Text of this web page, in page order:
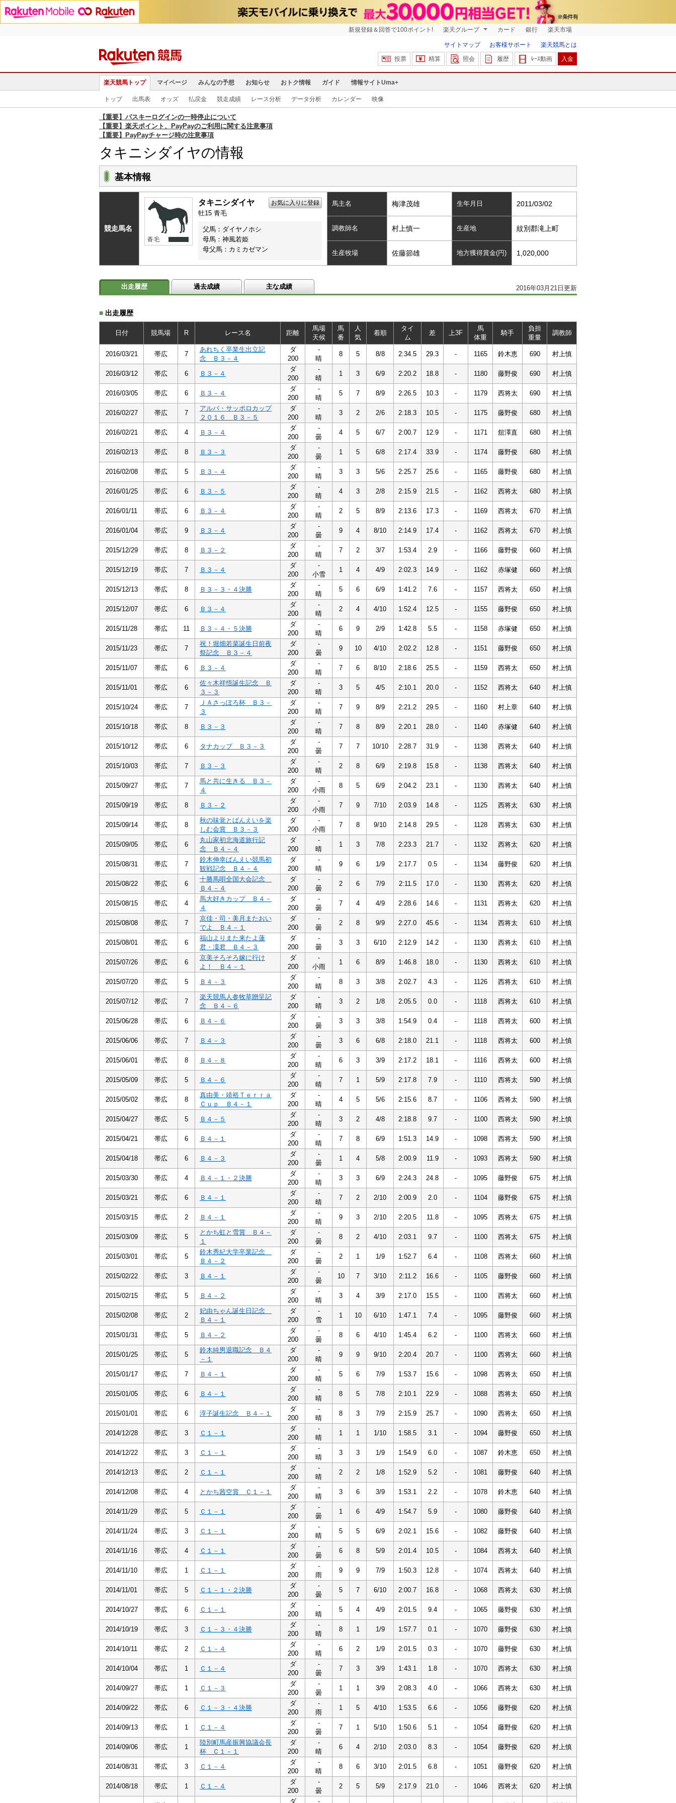
新規登録＆回答で100ポイント! 楽天グループ カード 銀行 楽天市場
サイトマップ お客様サポート
楽天競馬とは
投票
精算 照会 履歴 ﾚｰｽ動画 入金
楽天競馬トップ マイページ みんなの予想 お知らせ おトク情報 ガイド 情報サイトUma+
トップ 出馬表 オッズ 払戻金 競走成績 レース分析 データ分析 カレンダー 映像
【重要】パスキーログインの一時停止について
【重要】楽天ポイント、PayPayのご利用に関する注意事項
【重要】PayPayチャージ時の注意事項
タキニシダイヤの情報
基本情報
競走馬名
タキニシダイヤ お気に入りに登録
牡15 青毛
父馬：ダイヤノホシ
母馬：神風若姫
母父馬：カミカゼマン
馬主名 梅津茂雄 生年月日 2011/03/02
調教師名 村上慎一 生産地 紋別郡滝上町
生産牧場 佐藤節雄 地方獲得賞金(円) 1,020,000
2016年03月21日更新
出走履歴 過去成績 主な成績
■ 出走履歴
日付 競馬場 R レース名 距離
馬場
天候
馬
番
人
気
着順
タイ
ム
差 上3F
馬
体重
騎手
負担
重量
調教師
2016/03/21 帯広 7
あれちく卒業生出立記
念 Ｂ３－４
ダ
200
-
晴
8 5 8/8 2:34.5 29.3 - 1165 鈴木恵 690 村上慎
2016/03/12 帯広 6 Ｂ３－４
ダ
200
-
晴
1 3 6/9 2:20.2 18.8 - 1180 藤野俊 690 村上慎
2016/03/05 帯広 6 Ｂ３－４
ダ
200
-
晴
5 7 8/9 2:26.5 10.3 - 1179 西将太 690 村上慎
2016/02/27 帯広 7
アルバ・サッポロカップ
２０１６ Ｂ３－５
ダ
200
-
晴
3 2 2/6 2:18.3 10.5 - 1175 藤野俊 680 村上慎
2016/02/21 帯広 4 Ｂ３－４
ダ
200
-
曇
4 5 6/7 2:00.7 12.9 - 1171 舘澤直 680 村上慎
2016/02/13 帯広 8 Ｂ３－３
ダ
200
-
曇
1 5 6/8 2:17.4 33.9 - 1174 藤野俊 680 村上慎
2016/02/08 帯広 5 Ｂ３－４
ダ
200
-
晴
3 3 5/6 2:25.7 25.6 - 1165 藤野俊 680 村上慎
2016/01/25 帯広 6 Ｂ３－５
ダ
200
-
晴
4 3 2/8 2:15.9 21.5 - 1162 西将太 680 村上慎
2016/01/11 帯広 6 Ｂ３－４
ダ
200
-
晴
2 5 8/9 2:13.6 17.3 - 1169 西将太 670 村上慎
2016/01/04 帯広 9 Ｂ３－４
ダ
200
-
曇
9 4 8/10 2:14.9 17.4 - 1162 西将太 670 村上慎
2015/12/29 帯広 8 Ｂ３－２
ダ
200
-
晴
7 2 3/7 1:53.4 2.9 - 1166 藤野俊 660 村上慎
2015/12/19 帯広 7 Ｂ３－４
ダ
200
-
小雪
1 4 4/9 2:02.3 14.9 - 1162 赤塚健 660 村上慎
2015/12/13 帯広 8 Ｂ３－３・４決勝
ダ
200
-
晴
5 6 6/9 1:41.2 7.6 - 1157 西将太 650 村上慎
2015/12/07 帯広 6 Ｂ３－４
ダ
200
-
晴
2 4 4/10 1:52.4 12.5 - 1155 藤野俊 650 村上慎
2015/11/28 帯広 11 Ｂ３－４・５決勝
ダ
200
-
晴
6 9 2/9 1:42.8 5.5 - 1158 赤塚健 650 村上慎
2015/11/23 帯広 7
祝！堀畑若菜誕生日前夜
祭記念 Ｂ３－４
ダ
200
-
曇
9 10 4/10 2:02.2 12.8 - 1151 藤野俊 650 村上慎
2015/11/07 帯広 6 Ｂ３－４
ダ
200
-
晴
7 6 8/10 2:18.6 25.5 - 1159 西将太 650 村上慎
2015/11/01 帯広 6
佐々木祥悟誕生記念 Ｂ
３－３
ダ
200
-
晴
3 5 4/5 2:10.1 20.0 - 1152 西将太 640 村上慎
2015/10/24 帯広 7
ＪＡさっぽろ杯 Ｂ３－
３
ダ
200
-
晴
7 9 8/9 2:21.2 29.5 - 1160 村上章 640 村上慎
2015/10/18 帯広 8 Ｂ３－３
ダ
200
-
晴
7 8 8/9 2:20.1 28.0 - 1140 赤塚健 640 村上慎
2015/10/12 帯広 6 タナカップ Ｂ３－３
ダ
200
-
曇
7 7 10/10 2:28.7 31.9 - 1138 西将太 640 村上慎
2015/10/03 帯広 7 Ｂ３－３
ダ
200
-
晴
2 8 6/9 2:19.8 15.8 - 1138 西将太 640 村上慎
2015/09/27 帯広 7
馬と共に生きる Ｂ３－
４
ダ
200
-
小雨
8 5 6/9 2:04.2 23.1 - 1130 西将太 640 村上慎
2015/09/19 帯広 8 Ｂ３－２
ダ
200
-
小雨
7 9 7/10 2:03.9 14.8 - 1125 西将太 630 村上慎
2015/09/14 帯広 8
秋の味覚とばんえいを楽
しむ会賞 Ｂ３－３
ダ
200
-
小雨
7 8 9/10 2:14.8 29.5 - 1128 西将太 630 村上慎
2015/09/05 帯広 6
丸山家初北海道旅行記
念 Ｂ４－４
ダ
200
-
晴
1 3 7/8 2:23.3 21.7 - 1132 西将太 620 村上慎
2015/08/31 帯広 7
鈴木伸幸ばんえい競馬初
観戦記念 Ｂ４－４
ダ
200
-
晴
9 6 1/9 2:17.7 0.5 - 1134 藤野俊 620 村上慎
2015/08/22 帯広 6
十勝馬唄全国大会記念
Ｂ４－４
ダ
200
-
曇
2 6 7/9 2:11.5 17.0 - 1130 西将太 620 村上慎
2015/08/15 帯広 4
馬大好きカップ Ｂ４－
４
ダ
200
-
曇
7 4 4/9 2:28.6 14.6 - 1131 西将太 620 村上慎
2015/08/08 帯広 7
京佳・司・美月またおい
でよ Ｂ４－１
ダ
200
-
曇
2 8 9/9 2:27.0 45.6 - 1134 西将太 610 村上慎
2015/08/01 帯広 6
福山よりまた来たよ蓮
君・凜君 Ｂ４－３
ダ
200
-
曇
3 3 6/10 2:12.9 14.2 - 1130 西将太 610 村上慎
2015/07/26 帯広 6
京美そろそろ嫁に行け
よ！ Ｂ４－１
ダ
200
-
小雨
1 6 8/9 1:46.8 18.0 - 1130 西将太 610 村上慎
2015/07/20 帯広 5 Ｂ４－３
ダ
200
-
晴
8 3 3/8 2:02.7 4.3 - 1126 西将太 610 村上慎
2015/07/12 帯広 7
楽天競馬人参牧草贈呈記
念 Ｂ４－６
ダ
200
-
晴
3 2 1/8 2:05.5 0.0 - 1118 西将太 610 村上慎
2015/06/28 帯広 6 Ｂ４－６
ダ
200
-
曇
3 3 3/8 1:54.9 0.4 - 1118 西将太 600 村上慎
2015/06/06 帯広 7 Ｂ４－３
ダ
200
-
曇
3 6 6/8 2:18.0 21.1 - 1118 西将太 600 村上慎
2015/06/01 帯広 8 Ｂ４－８
ダ
200
-
晴
6 3 3/9 2:17.2 18.1 - 1116 西将太 600 村上慎
2015/05/09 帯広 5 Ｂ４－６
ダ
200
-
晴
7 1 5/9 2:17.8 7.9 - 1110 西将太 590 村上慎
2015/05/02 帯広 8
真由美・靖裕Ｔｅｒｒａ
Ｃｕｐ Ｂ４－１
ダ
200
-
晴
4 5 5/6 2:15.6 8.7 - 1106 西将太 590 村上慎
2015/04/27 帯広 5 Ｂ４－５
ダ
200
-
晴
3 2 4/8 2:18.8 9.7 - 1100 西将太 590 村上慎
2015/04/21 帯広 6 Ｂ４－１
ダ
200
-
晴
7 8 6/9 1:51.3 14.9 - 1098 西将太 590 村上慎
2015/04/18 帯広 6 Ｂ４－３
ダ
200
-
曇
1 4 5/8 2:00.9 11.9 - 1093 西将太 590 村上慎
2015/03/30 帯広 4 Ｂ４－１・２決勝
ダ
200
-
晴
3 3 6/9 2:24.3 24.8 - 1095 藤野俊 675 村上慎
2015/03/21 帯広 6 Ｂ４－１
ダ
200
-
晴
7 2 2/10 2:00.9 2.0 - 1104 藤野俊 675 村上慎
2015/03/15 帯広 2 Ｂ４－１
ダ
200
-
晴
9 3 2/10 2:20.5 11.8 - 1095 西将太 675 村上慎
2015/03/09 帯広 5
とかち虹と雪賞 Ｂ４－
１
ダ
200
-
曇
8 2 4/10 2:03.1 9.7 - 1100 西将太 675 村上慎
2015/03/01 帯広 5
鈴木秀紀大学卒業記念
Ｂ４－２
ダ
200
-
曇
2 1 1/9 1:52.7 6.4 - 1108 西将太 660 村上慎
2015/02/22 帯広 3 Ｂ４－１
ダ
200
-
曇
10 7 3/10 2:11.2 16.6 - 1105 藤野俊 660 村上慎
2015/02/15 帯広 5 Ｂ４－２
ダ
200
-
晴
3 4 3/9 2:17.0 15.5 - 1100 西将太 660 村上慎
2015/02/08 帯広 2
妃由ちゃん誕生日記念
Ｂ４－１
ダ
200
-
雪
1 10 6/10 1:47.1 7.4 - 1095 藤野俊 660 村上慎
2015/01/31 帯広 5 Ｂ４－２
ダ
200
-
曇
8 6 4/10 1:45.4 6.2 - 1100 西将太 660 村上慎
2015/01/25 帯広 5
鈴木純男退職記念 Ｂ４
－１
ダ
200
-
晴
9 9 9/10 2:20.4 20.7 - 1100 西将太 660 村上慎
2015/01/17 帯広 7 Ｂ４－１
ダ
200
-
晴
5 6 7/9 1:53.7 15.6 - 1098 西将太 650 村上慎
2015/01/05 帯広 6 Ｂ４－１
ダ
200
-
晴
8 5 7/8 2:10.1 22.9 - 1088 西将太 650 村上慎
2015/01/01 帯広 6 淳子誕生記念 Ｂ４－１
ダ
200
-
晴
8 3 7/9 2:15.9 25.7 - 1090 西将太 650 村上慎
2014/12/28 帯広 3 Ｃ１－１
ダ
200
-
晴
1 1 1/10 1:58.5 3.1 - 1094 藤野俊 650 村上慎
2014/12/22 帯広 3 Ｃ１－１
ダ
200
-
晴
3 3 1/9 1:54.9 6.0 - 1087 鈴木恵 650 村上慎
2014/12/13 帯広 2 Ｃ１－１
ダ
200
-
晴
2 2 1/8 1:52.9 5.2 - 1081 藤野俊 640 村上慎
2014/12/08 帯広 4 とかち茜空賞 Ｃ１－１
ダ
200
-
晴
3 6 3/9 1:53.1 2.2 - 1078 鈴木恵 640 村上慎
2014/11/29 帯広 5 Ｃ１－１
ダ
200
-
曇
1 6 4/9 1:54.7 5.9 - 1080 藤野俊 640 村上慎
2014/11/24 帯広 3 Ｃ１－１
ダ
200
-
晴
5 5 6/9 2:02.1 15.6 - 1082 藤野俊 640 村上慎
2014/11/16 帯広 4 Ｃ１－１
ダ
200
-
曇
6 8 5/9 2:01.4 10.5 - 1084 西将太 640 村上慎
2014/11/10 帯広 1 Ｃ１－１
ダ
200
-
雨
9 9 7/9 1:50.3 12.8 - 1074 西将太 640 村上慎
2014/11/01 帯広 5 Ｃ１－１・２決勝
ダ
200
-
曇
5 7 6/10 2:00.7 16.8 - 1068 西将太 630 村上慎
2014/10/27 帯広 6 Ｃ１－１
ダ
200
-
晴
5 4 4/9 2:01.5 9.4 - 1065 藤野俊 630 村上慎
2014/10/19 帯広 3 Ｃ１－３・４決勝
ダ
200
-
晴
8 1 1/9 1:57.7 0.1 - 1070 藤野俊 630 村上慎
2014/10/11 帯広 2 Ｃ１－４
ダ
200
-
晴
6 2 1/9 2:01.5 0.3 - 1070 藤野俊 630 村上慎
2014/10/04 帯広 1 Ｃ１－４
ダ
200
-
曇
7 3 3/9 1:43.1 1.8 - 1070 西将太 630 村上慎
2014/09/27 帯広 1 Ｃ１－３
ダ
200
-
曇
1 1 3/9 2:08.3 4.0 - 1066 西将太 630 村上慎
2014/09/22 帯広 6 Ｃ１－３・４決勝
ダ
200
-
雨
1 5 4/10 1:53.5 6.6 - 1056 藤野俊 620 村上慎
2014/09/13 帯広 1 Ｃ１－４
ダ
200
-
曇
7 1 5/10 1:50.6 5.1 - 1054 藤野俊 620 村上慎
2014/09/06 帯広 1
陸別町馬産振興協議会長
杯 Ｃ１－１
ダ
200
-
晴
6 4 2/10 2:03.0 8.3 - 1054 藤野俊 620 村上慎
2014/08/31 帯広 3 Ｃ１－４
ダ
200
-
晴
8 6 3/10 2:01.5 6.8 - 1051 藤野俊 620 村上慎
2014/08/18 帯広 1 Ｃ１－４
ダ
200
-
曇
2 5 5/9 2:17.9 21.0 - 1046 西将太 620 村上慎
ダ -